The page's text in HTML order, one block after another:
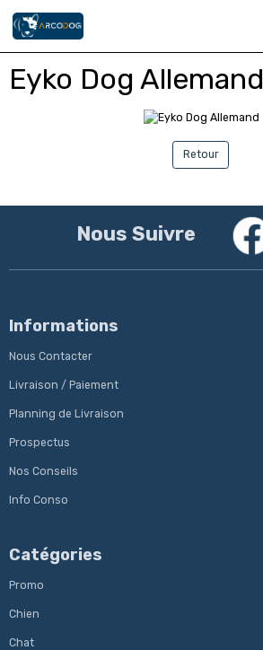
Eyko Dog Allemand
Retour
Nous Suivre
Informations
Nous Contacter
Livraison / Paiement
Planning de Livraison
Prospectus
Nos Conseils
Info Conso
Catégories
Promo
Chien
Chat